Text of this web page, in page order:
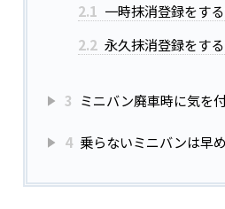
2.1 一時抹消登録をす
2.2 永久抹消登録をす
3 ミニバン廃車時に気を
4 乗らないミニバンは早